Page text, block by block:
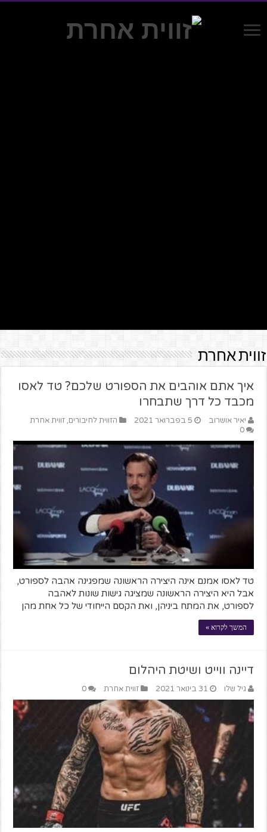
זווית אחרת
איך אתם אוהבים את הספורט שלכם? טד לאסו
מכבד כל דרך שתבחרו
יאיר אושרוב 5 בפברואר 2021 הזווית לחיבורים,זווית אחרת
0
טד לאסו אמנם אינה היצירה הראשונה שמפגינה אהבה לספורט,
אבל היא היצירה הראשונה שמציגה גישות שונות לאהבה
לספורט, את המתח ביניהן, ואת הקסם הייחודי של כל אחת מהן
המשך לקרוא »
דיינה ווייט ושיטת היהלום
גיל שלו 31 בינואר 2021 זווית אחרת 0